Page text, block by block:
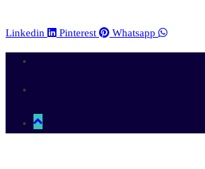
Linkedin Pinterest Whatsapp